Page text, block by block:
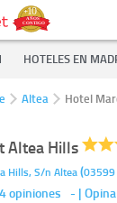
HOTELES EN
Altea Hotel
Altea Hills
Hills, S/n Altea(03599
4 opiniones - | Opina